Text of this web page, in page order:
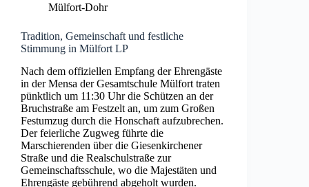
Mülfort-Dohr
Tradition, Gemeinschaft und festliche
Stimmung in Mülfort LP
Nach dem offiziellen Empfang der Ehrengäste
in der Mensa der Gesamtschule Mülfort traten
pünktlich um 11:30 Uhr die Schützen an der
Bruchstraße am Festzelt an, um zum Großen
Festumzug durch die Honschaft aufzubrechen.
Der feierliche Zugweg führte die
Marschierenden über die Giesenkirchener
Straße und die Realschulstraße zur
Gemeinschaftsschule, wo die Majestäten und
Ehrengäste gebührend abgeholt wurden.